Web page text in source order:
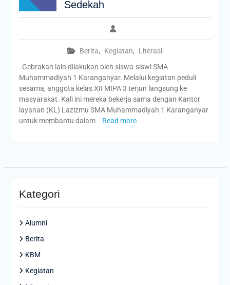
Sedekah
Berita, Kegiatan,
Literasi
Gebrakan lain dilakukan oleh siswa-siswi SMA
Muhammadiyah 1 Karanganyar. Melalui kegiatan peduli
sesama, anggota kelas XII MIPA 3 terjun langsung ke
masyarakat. Kali ini mereka bekerja sama dengan Kantor
layanan (KL) Lazizmu SMA Muhammadiyah 1 Karanganyar
untuk membantu dalam
Read more
Kategori
Alumni
Berita
KBM
Kegiatan